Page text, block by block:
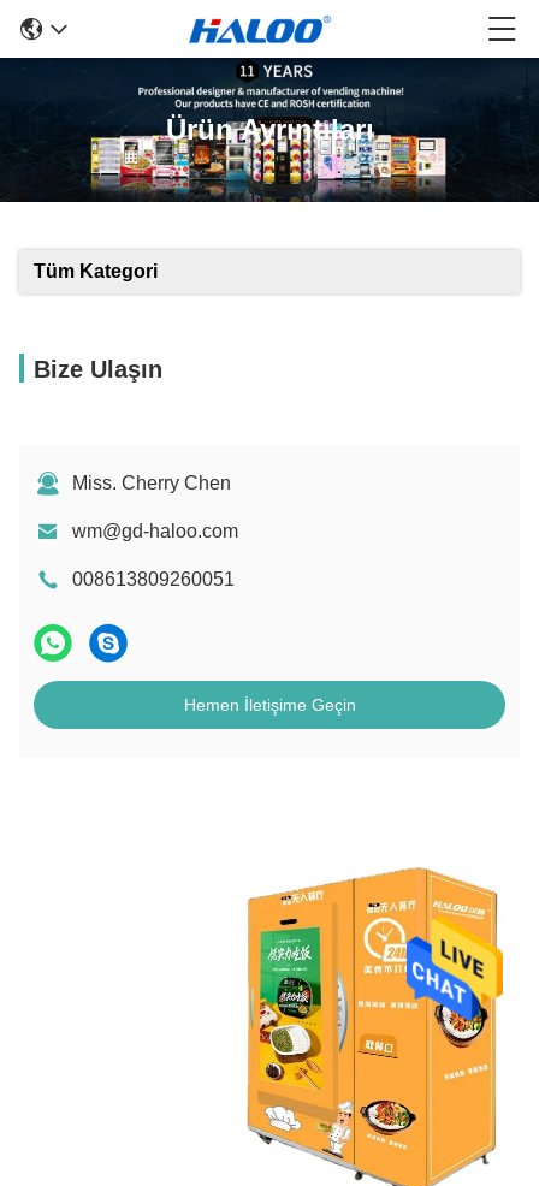
Ürün Ayrıntıları
Tüm Kategori
Bize Ulaşın
Miss. Cherry Chen
wm@gd-haloo.com
008613809260051
Hemen İletişime Geçin